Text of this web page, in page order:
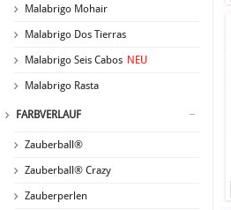
Malabrigo Mohair
Malabrigo Dos Tierras
Malabrigo Seis Cabos NEU
Malabrigo Rasta
FARBVERLAUF
Zauberball®
Zauberball® Crazy
Zauberperlen